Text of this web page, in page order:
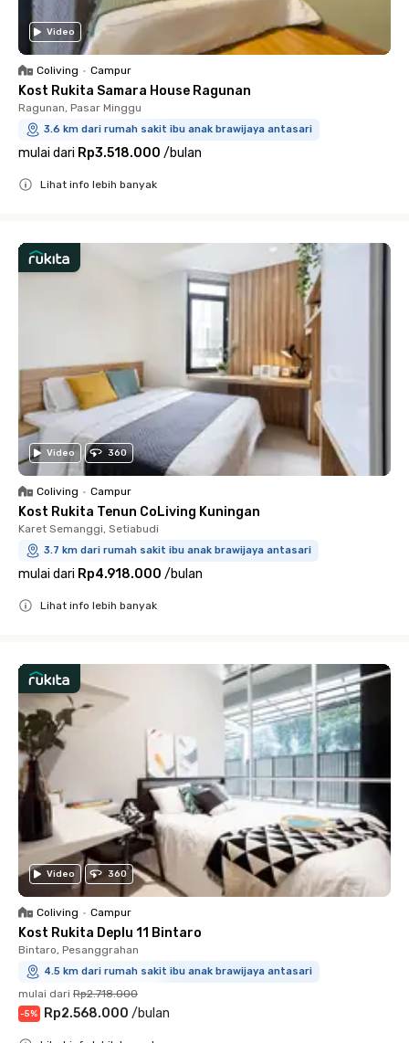
Video
Coliving • Campur
Kost Rukita Samara House Ragunan
Ragunan, Pasar Minggu
3.6 km dari rumah sakit ibu anak brawijaya antasari
mulai dari Rp3.518.000 /bulan
Lihat info lebih banyak
Video 360
Coliving • Campur
Kost Rukita Tenun CoLiving Kuningan
Karet Semanggi, Setiabudi
3.7 km dari rumah sakit ibu anak brawijaya antasari
mulai dari Rp4.918.000 /bulan
Lihat info lebih banyak
Video 360
Coliving • Campur
Kost Rukita Deplu 11 Bintaro
Bintaro, Pesanggrahan
4.5 km dari rumah sakit ibu anak brawijaya antasari
mulai dari Rp2.718.000
-5% Rp2.568.000 /bulan